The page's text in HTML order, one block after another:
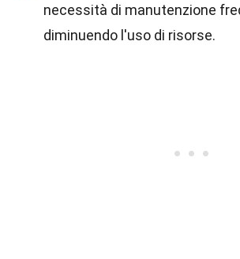
necessità di manutenzione
diminuendo l'uso di risorse.